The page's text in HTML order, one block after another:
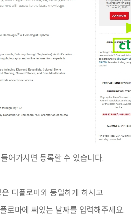
어가시면 등록할 수 있습니다.
디플로마와 동일하게 하시고
로마에 써있는 날짜를 입력해주세요.